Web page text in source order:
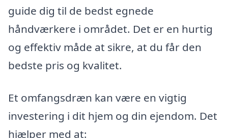
guide dig til de bedst egnede
håndværkere i området. Det er en hurtig
og effektiv måde at sikre, at du får den
bedste pris og kvalitet.
Et omfangsdræn kan være en vigtig
investering i dit hjem og din ejendom. Det
hjælper med at: